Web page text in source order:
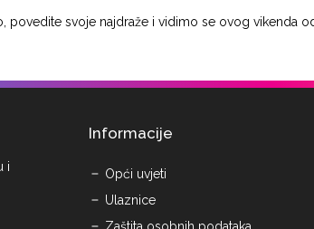
povedite svoje najdraže i vidimo se ovog vikenda
i
Informacije
Opći uvjeti
Ulaznice